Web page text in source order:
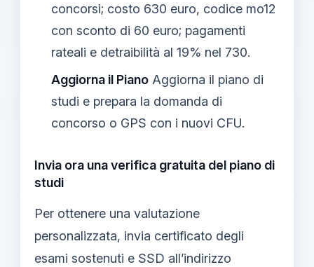
concorsi; costo 630 euro, codice mo12
con sconto di 60 euro; pagamenti
rateali e detraibilità al 19% nel 730.
Aggiorna il Piano Aggiorna il piano di
studi e prepara la domanda di
concorso o GPS con i nuovi CFU.
Invia ora una verifica gratuita del piano di
studi
Per ottenere una valutazione
personalizzata, invia certificato degli
esami sostenuti e SSD all’indirizzo